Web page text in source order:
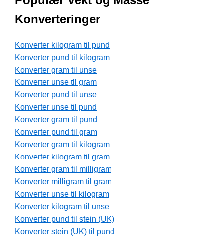
Konverteringer
Konverter kilogram til pund
Konverter pund til kilogram
Konverter gram til unse
Konverter unse til gram
Konverter pund til unse
Konverter unse til pund
Konverter gram til pund
Konverter pund til gram
Konverter gram til kilogram
Konverter kilogram til gram
Konverter gram til milligram
Konverter milligram til gram
Konverter unse til kilogram
Konverter kilogram til unse
Konverter pund til stein (UK)
Konverter stein (UK) til pund